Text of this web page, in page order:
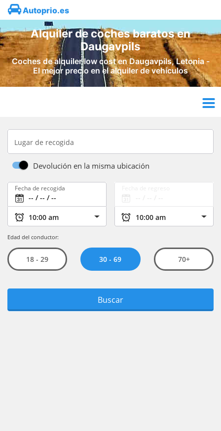
Autoprio.es
Alquiler de coches baratos en
Daugavpils
Coches de alquiler low cost en Daugavpils, Letonia -
El mejor precio en el alquiler de vehículos